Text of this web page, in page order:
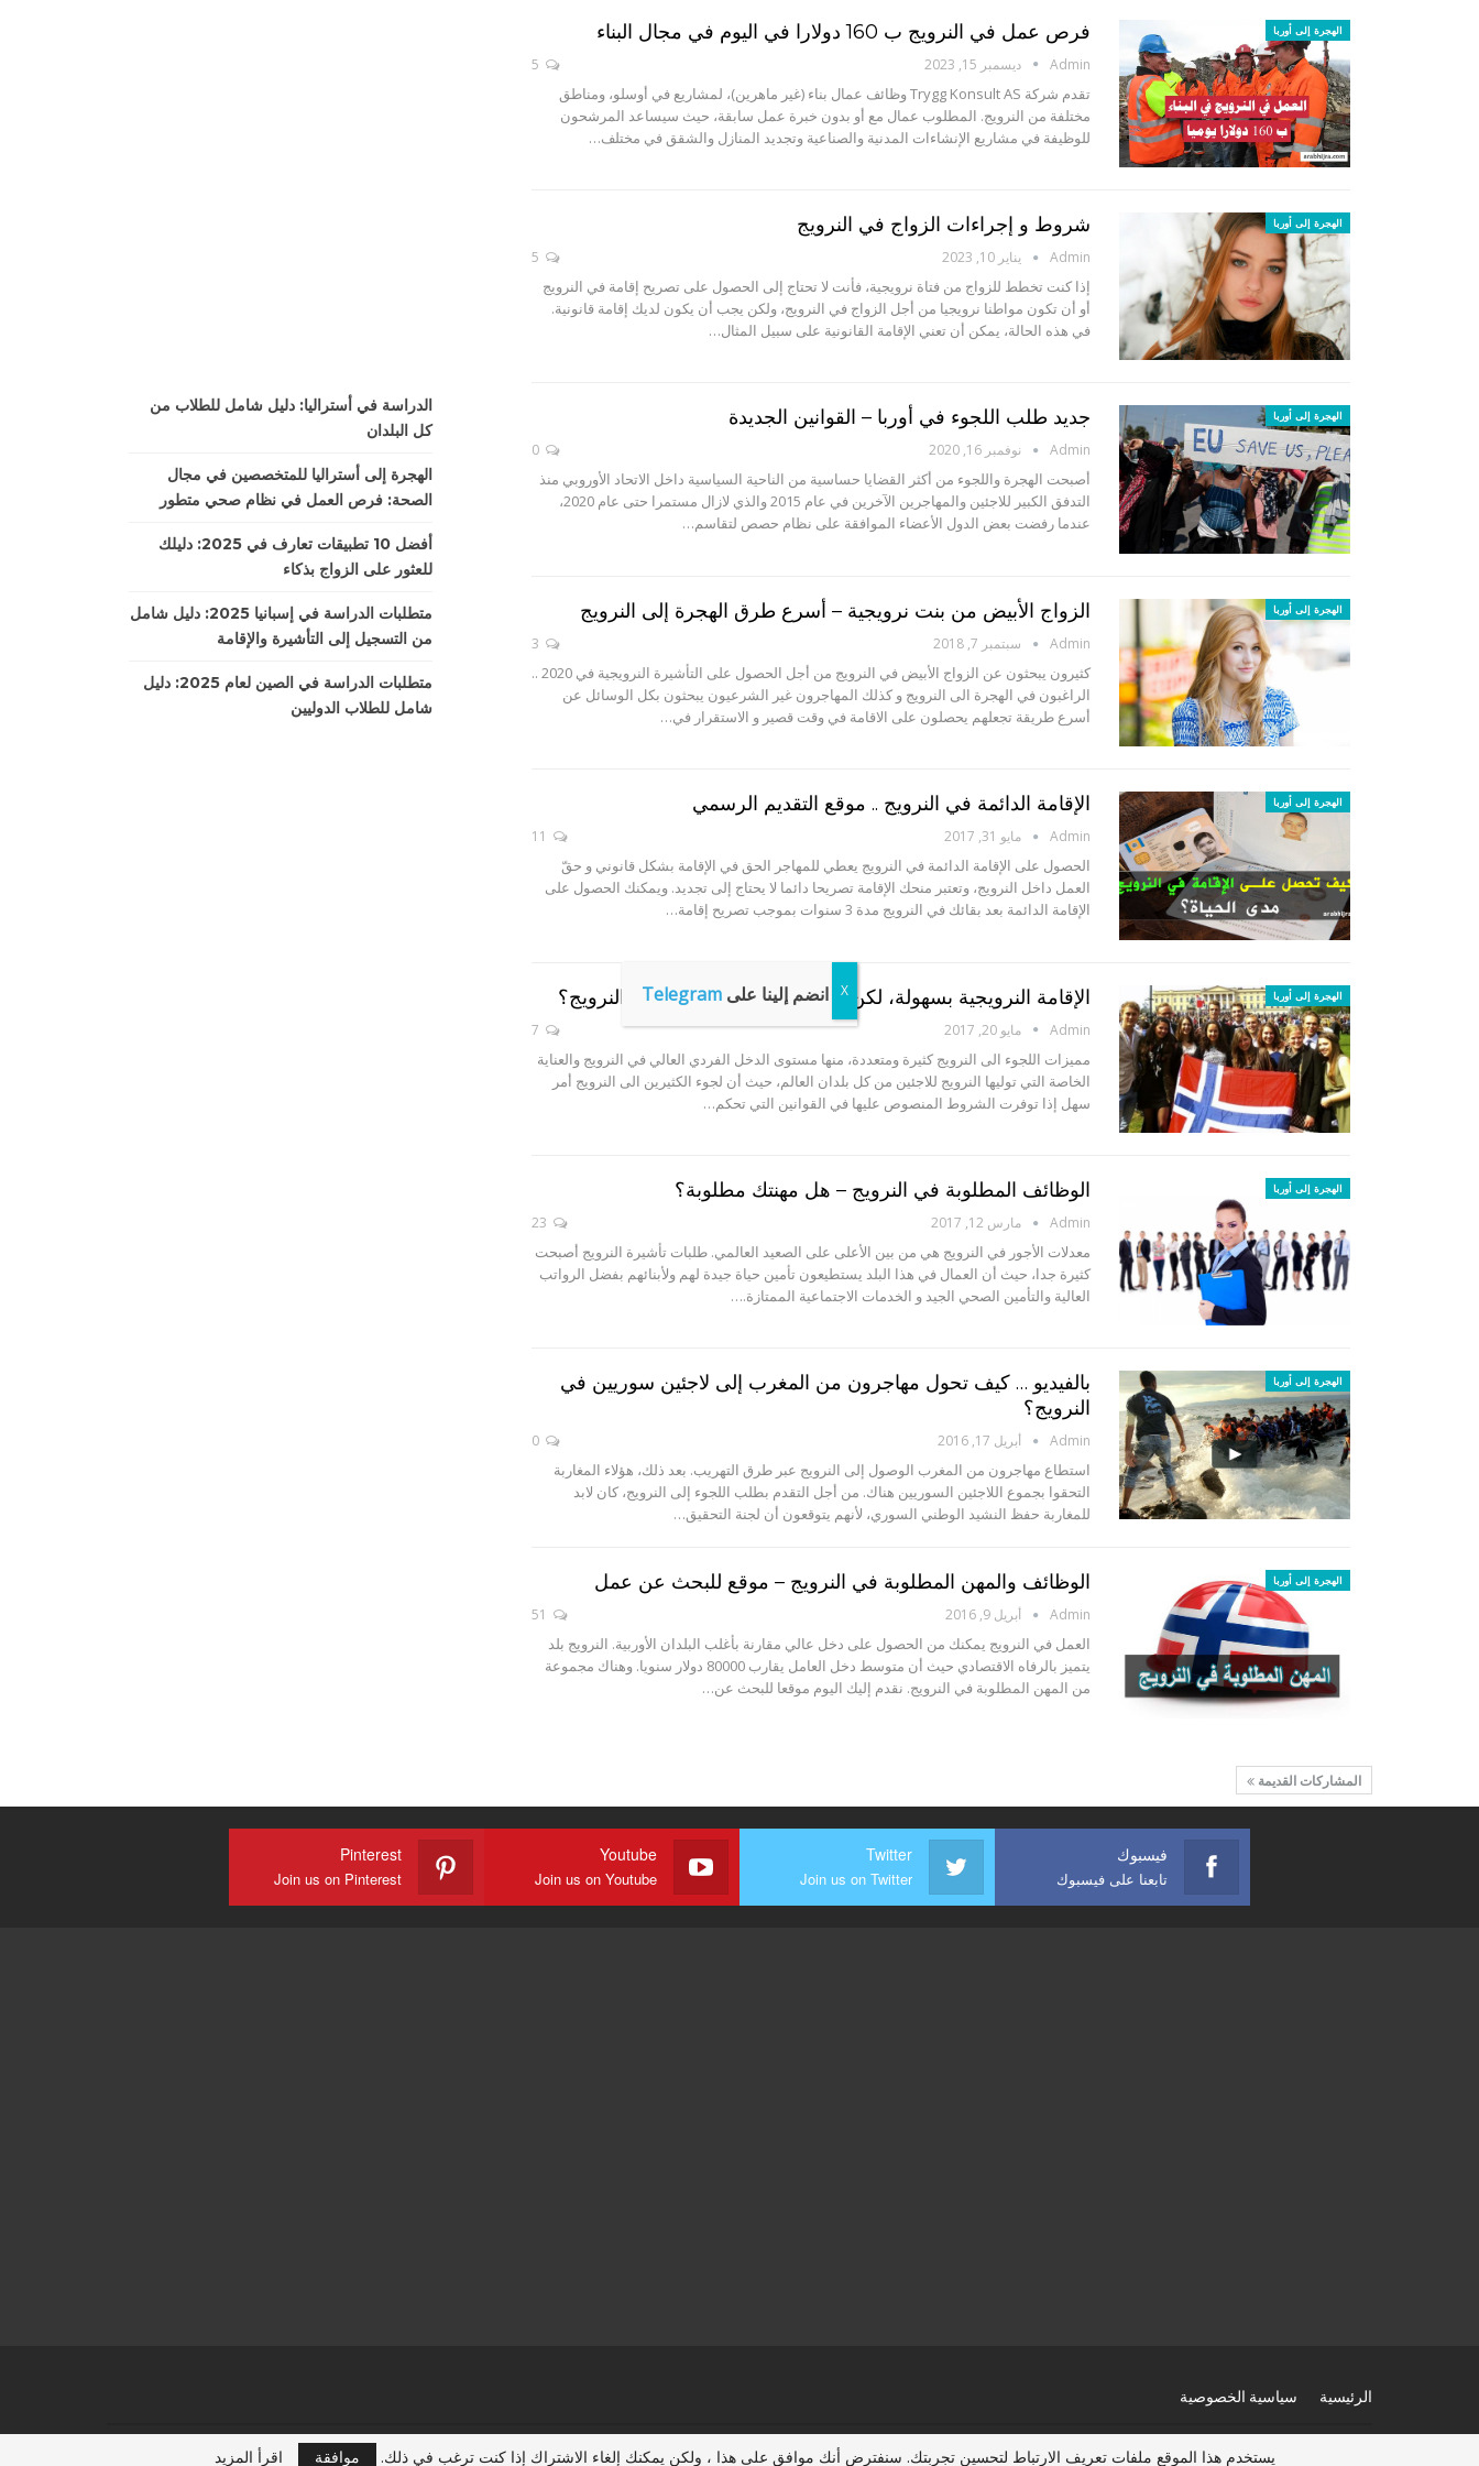
الهجرة إلى أوربا فرص عمل في النرويج ب 160 دولارا في اليوم في مجال البناء
Admin ديسمبر 15, 2023
تقدم شركة Trygg Konsult AS وظائف عمال بناء (غير ماهرين)، لمشاريع في أوسلو، ومناطق
مختلفة من النرويج. المطلوب عمال مع أو بدون خبرة عمل سابقة، حيث سيساعد المرشحون
للوظيفة في مشاريع الإنشاءات المدنية والصناعية وتجديد المنازل والشقق في مختلف…
الهجرة إلى أوربا شروط و إجراءات الزواج في النرويج
Admin يناير 10, 2023
إذا كنت تخطط للزواج من فتاة نرويجية، فأنت لا تحتاج إلى الحصول على تصريح إقامة في النرويج
أو أن تكون مواطنا نرويجيا من أجل الزواج في النرويج، ولكن يجب أن يكون لديك إقامة قانونية.
في هذه الحالة، يمكن أن تعني الإقامة القانونية على سبيل المثال…
الهجرة إلى أوربا جديد طلب اللجوء في أوربا – القوانين الجديدة
Admin نوفمبر 16, 2020 0
أصبحت الهجرة واللجوء من أكثر القضايا حساسية من الناحية السياسية داخل الاتحاد الأوروبي منذ
التدفق الكبير للاجئين والمهاجرين الآخرين في عام 2015 والذي لازال مستمرا حتى عام 2020،
عندما رفضت بعض الدول الأعضاء الموافقة على نظام حصص لتقاسم…
الهجرة إلى أوربا الزواج الأبيض من بنت نرويجية – أسرع طرق الهجرة إلى النرويج
Admin سبتمبر 7, 2018
كثيرون يبحثون عن الزواج الأبيض في النرويج من أجل الحصول على التأشيرة النرويجية في 2020 ..
الراغبون في الهجرة الى النرويج و كذلك المهاجرون غير الشرعيون يبحثون بكل الوسائل عن
أسرع طريقة تجعلهم يحصلون على الاقامة في وقت قصير و الاستقرار في…
الهجرة إلى أوربا الإقامة الدائمة في النرويج .. موقع التقديم الرسمي
Admin مايو 31, 2017
الحصول على اﻹﻗﺎﻣﺔ اﻟﺪاﺋﻤﺔ في النرويج يعطي للمهاجر الحق في اﻹﻗﺎﻣﺔ بشكل قانوني و حقّ
اﻟﻌﻤﻞ داخل اﻟﻨﺮويج، وتعتبر منحك الإقامة تصريحا دائما لا يحتاج إلى تجديد. ويمكنك الحصول على
الإقامة الدائمة بعد بقائك في النرويج مدة 3 سنوات بموجب تصريح إقامة…
الهجرة إلى أوربا الإقامة النرويجية بسهولة، لكن من له الحق في اللجوء الى النرويج؟
Admin مايو 20, 2017
مميزات اللجوء الى النرويج كثيرة ومتعددة، منها مستوى الدخل الفردي العالي في النرويج والعناية
الخاصة التي توليها النرويج للاجئين من كل بلدان العالم، حيث أن لجوء الكثيرين الى النرويج أمر
سهل إذا توفرت الشروط المنصوص عليها في القوانين التي تحكم…
الهجرة إلى أوربا الوظائف المطلوبة في النرويج – هل مهنتك مطلوبة؟
Admin مارس 12, 2017
معدلات الأجور في النرويج هي من بين الأعلى على الصعيد العالمي. طلبات تأشيرة النرويج أصبحت
كثيرة جدا، حيث أن العمال في هذا البلد يستطيعون تأمين حياة جيدة لهم ولأبنائهم بفضل الرواتب
العالية والتأمين الصحي الجيد و الخدمات الاجتماعية الممتازة.…
الهجرة إلى أوربا
بالفيديو … كيف تحول مهاجرون من المغرب إلى لاجئين سوريين في
النرويج؟
Admin أبريل 17, 2016 0
استطاع مهاجرون من المغرب الوصول إلى النرويج عبر طرق التهريب. بعد ذلك، هؤلاء المغاربة
التحقوا بجموع اللاجئين السوريين هناك. من أجل التقدم بطلب اللجوء إلى النرويج، كان لابد
للمغاربة حفظ النشيد الوطني السوري، لأنهم يتوقعون أن لجنة التحقيق…
الهجرة إلى أوربا الوظائف والمهن المطلوبة في النرويج – موقع للبحث عن عمل
Admin أبريل 9, 2016
العمل في النرويج يمكنك من الحصول على دخل عالي مقارنة بأغلب البلدان الأوربية. النرويج بلد
يتميز بالرفاه الاقتصادي حيث أن متوسط دخل العامل يقارب 80000 دولار سنويا. وهناك مجموعة
من المهن المطلوبة في النرويج. نقدم إليك اليوم موقعا للبحث عن…
المشاركات القديمة
الدراسة في أستراليا: دليل شامل للطلاب من
كل البلدان
الهجرة إلى أستراليا للمتخصصين في مجال
الصحة: فرص العمل في نظام صحي متطور
أفضل 10 تطبيقات تعارف في 2025: دليلك
للعثور على الزواج بذكاء
متطلبات الدراسة في إسبانيا 2025: دليل شامل
من التسجيل إلى التأشيرة والإقامة
متطلبات الدراسة في الصين لعام 2025: دليل
شامل للطلاب الدوليين
فيسبوك
تابعنا على فيسبوك
Twitter
Join us on Twitter
Youtube
Join us on Youtube
Pinterest
Join us on Pinterest
الرئيسية سياسية الخصوصية
يستخدم هذا الموقع ملفات تعريف الارتباط لتحسين تجربتك. سنفترض أنك موافق على هذا ، ولكن يمكنك إلغاء الاشتراك إذا كنت ترغب في ذلك. موافقة اقرأ المزيد
انضم إلينا على Telegram